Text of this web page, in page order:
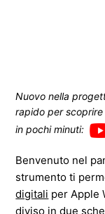
Nuovo nella
rapido per
in pochi minuti:
Benvenuto nel
strumento ti
digitali per Apple
diviso in due